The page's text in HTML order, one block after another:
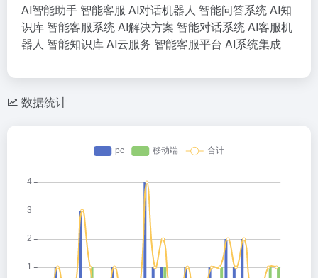
AI智能助手 智能客服 AI对话机器人 智能问答系统AI知
识库 智能客服系统AI解决方案 智能对话系统AI客服机
器人 智能知识库AI云服务 智能客服平台 AI系统集成
数据统计